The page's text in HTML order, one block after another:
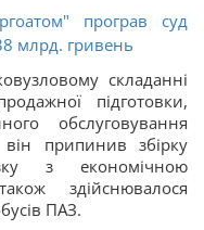
програв суд
млрд. гривень
складанні
підготовки,
обслуговування
припинив збірку
з економічною
здійснювалося
ПАЗ.